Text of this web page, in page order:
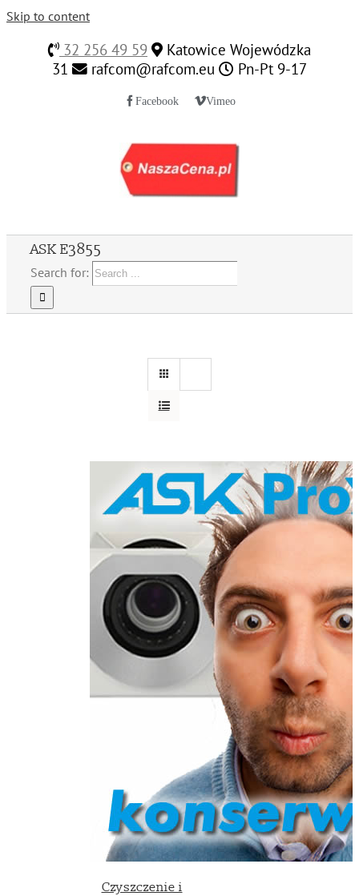
Skip to content
32 256 49 59
Katowice Wojewódzka
31
rafcom@rafcom.eu Pn-Pt 9-17
Facebook Vimeo
ASK E3855
Search for:
Czyszczenie i